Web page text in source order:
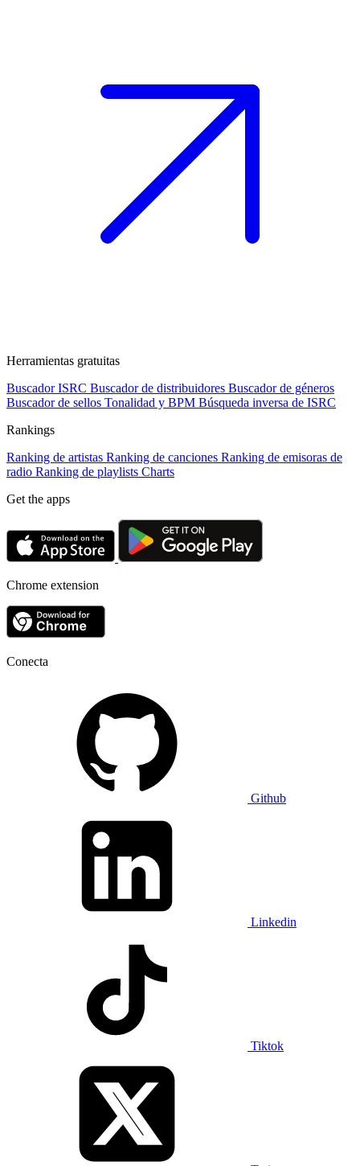
Herramientas gratuitas
Buscador ISRC Buscador de distribuidores Buscador de géneros
Buscador de sellos Tonalidad y BPM Búsqueda inversa de ISRC
Rankings
Ranking de artistas Ranking de canciones Ranking de emisoras de
radio Ranking de playlists Charts
Get the apps
Chrome extension
Conecta
Github
Linkedin
Tiktok